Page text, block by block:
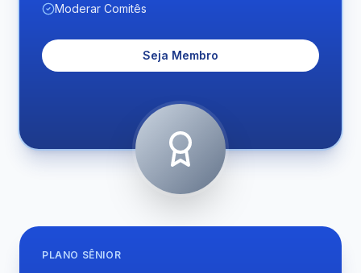
Moderar Comitês
Seja Membro
PLANO SÊNIOR